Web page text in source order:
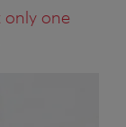
only one